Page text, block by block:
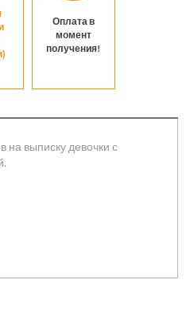
Оплата в
момент
получения!
выписку девочки с